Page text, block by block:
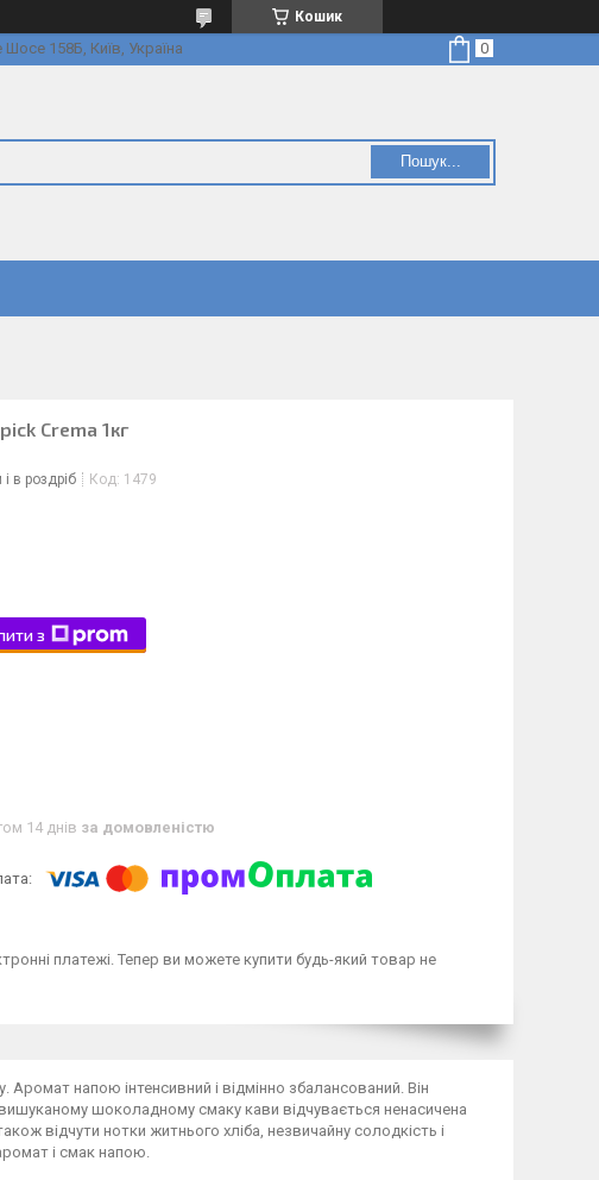
Кошик
Шосе 158Б, Київ, Україна
Пошук...
Crema 1кг
в роздріб Код: 1479
з
14 днів за домовленістю
платежі. Тепер ви можете купити будь-який товар не
напою інтенсивний і відмінно збалансований. Він
шоколадному смаку кави відчувається ненасичена
відчути нотки житнього хліба, незвичайну солодкість і
і смак напою.